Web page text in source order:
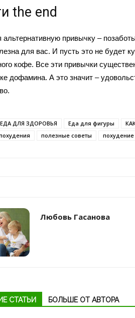
the end
привычку –
для вас. И пусть это не будет
кофе. Все эти привычки
дофамина. А это значит –
ЕДА ДЛЯ ЗДОРОВЬЯ Еда для фигуры
полезные советы похудение
Любовь Гасанова
СТАТЬИ БОЛЬШЕ ОТ АВТОРА